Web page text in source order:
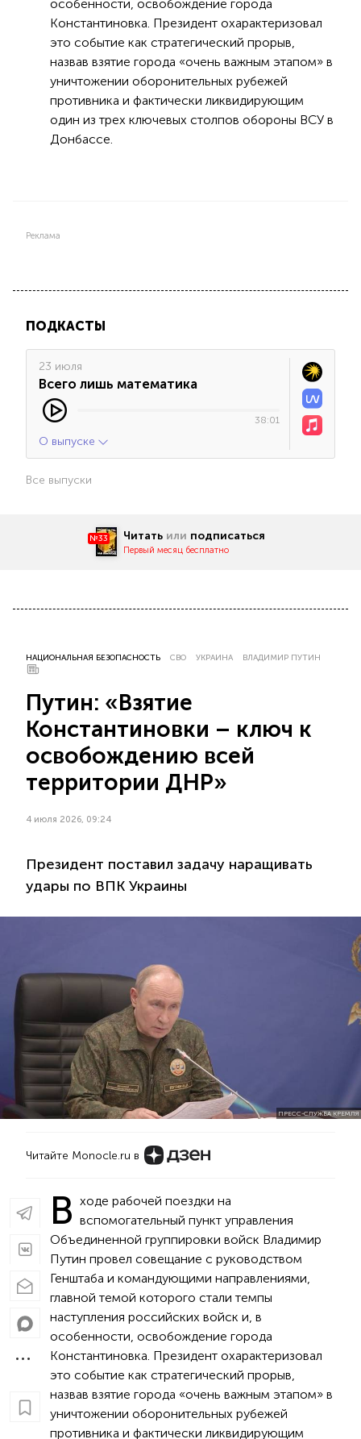
особенности, освобождение города
Константиновка. Президент охарактеризовал
это событие как стратегический прорыв,
назвав взятие города «очень важным этапом» в
уничтожении оборонительных рубежей
противника и фактически ликвидирующим
один из трех ключевых столпов обороны ВСУ в
Донбассе.
Реклама
ПОДКАСТЫ
23 июля
Всего лишь математика
38:01
О выпуске
Все выпуски
№33 Читать или подписаться
Первый месяц бесплатно
НАЦИОНАЛЬНАЯ БЕЗОПАСНОСТЬ СВО УКРАИНА ВЛАДИМИР ПУТИН
Путин: «Взятие
Константиновки – ключ к
освобождению всей
территории ДНР»
4 июля 2026, 09:24
Президент поставил задачу наращивать
удары по ВПК Украины
ПРЕСС-СЛУЖБА КРЕМЛЯ
Читайте Monocle.ru в
В ходе рабочей поездки на
вспомогательный пункт управления
Объединенной группировки войск Владимир
Путин провел совещание с руководством
Генштаба и командующими направлениями,
главной темой которого стали темпы
наступления российских войск и, в
особенности, освобождение города
Константиновка. Президент охарактеризовал
это событие как стратегический прорыв,
назвав взятие города «очень важным этапом» в
уничтожении оборонительных рубежей
противника и фактически ликвидирующим